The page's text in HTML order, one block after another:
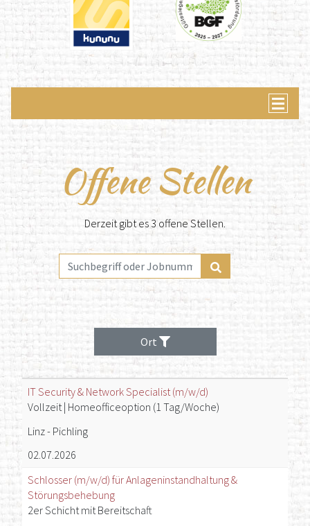
Offene Stellen
Derzeit gibt es 3 offene Stellen.
Suchbegriff oder Jobnummer
finden
Ort
Stelle Ort
< joblocation_filter >
Datum
IT Security & Network Specialist (m/w/d)
Vollzeit | Homeofficeoption (1 Tag/Woche)
Linz - Pichling
02.07.2026
Schlosser (m/w/d) für Anlageninstandhaltung &
Störungsbehebung
2er Schicht mit Bereitschaft